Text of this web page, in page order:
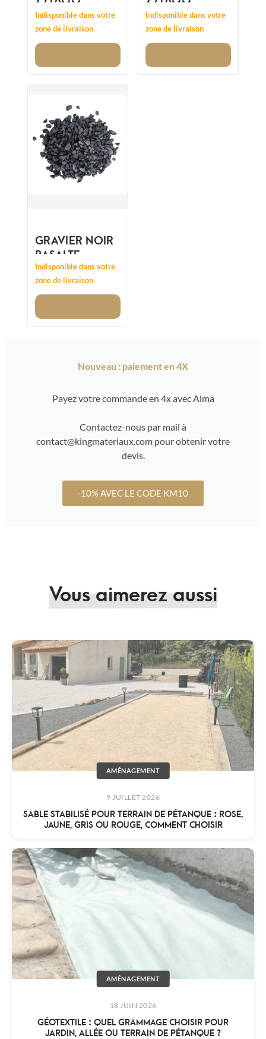
Indisponible dans votre
zone de livraison
Indisponible dans votre
zone de livraison
GRAVIER NOIR
BASALTE
14/20MM
CONCASSÉ
Indisponible dans votre
zone de livraison
Nouveau : paiement en 4X
Payez votre commande en 4x avec Alma
Contactez-nous par mail à
contact@kingmateriaux.com pour obtenir votre
devis.
-10% AVEC LE CODE KM10
Vous aimerez aussi
AMÉNAGEMENT
9 JUILLET 2026
SABLE STABILISÉ POUR TERRAIN DE PÉTANQUE : ROSE,
JAUNE, GRIS OU ROUGE, COMMENT CHOISIR
AMÉNAGEMENT
18 JUIN 2026
GÉOTEXTILE : QUEL GRAMMAGE CHOISIR POUR
JARDIN, ALLÉE OU TERRAIN DE PÉTANQUE ?